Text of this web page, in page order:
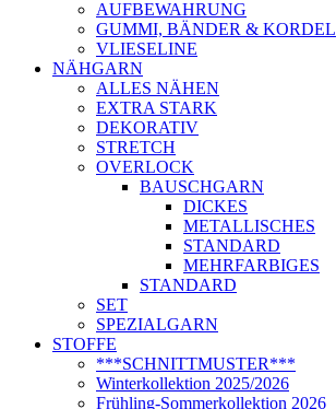
AUFBEWAHRUNG
GUMMI, BÄNDER & KORDEL
VLIESELINE
NÄHGARN
ALLES NÄHEN
EXTRA STARK
DEKORATIV
STRETCH
OVERLOCK
BAUSCHGARN
DICKES
METALLISCHES
STANDARD
MEHRFARBIGES
STANDARD
SET
SPEZIALGARN
STOFFE
***SCHNITTMUSTER***
Winterkollektion 2025/2026
Frühling-Sommerkollektion 2026